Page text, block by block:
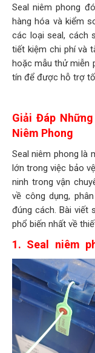
Seal niêm phong
hàng hóa và kiểm
các loại seal, cách
tiết kiệm chi phí và
hoặc mẫu thử miễn
tín để được hỗ trợ
Giải Đáp
Niêm Phong
Seal niêm phong là
lớn trong việc bảo
ninh trong vận
về công dụng,
đúng cách. Bài viết
phổ biến nhất về
1. Seal niêm